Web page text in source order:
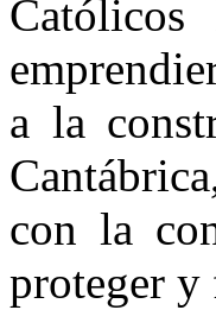
a la
con la
proteger y